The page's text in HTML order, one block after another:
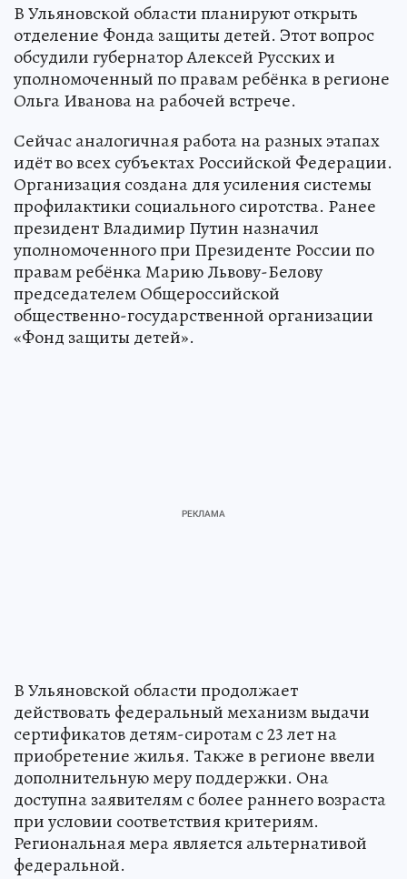
В Ульяновской области планируют открыть
отделение Фонда защиты детей. Этот вопрос
обсудили губернатор Алексей Русских и
уполномоченный по правам ребёнка в регионе
Ольга Иванова на рабочей встрече.
Сейчас аналогичная работа на разных этапах
идёт во всех субъектах Российской Федерации.
Организация создана для усиления системы
профилактики социального сиротства. Ранее
президент Владимир Путин назначил
уполномоченного при Президенте России по
правам ребёнка Марию Львову-Белову
председателем Общероссийской
общественно-государственной организации
«Фонд защиты детей».
В Ульяновской области продолжает
действовать федеральный механизм выдачи
сертификатов детям-сиротам с 23 лет на
приобретение жилья. Также в регионе ввели
дополнительную меру поддержки. Она
доступна заявителям с более раннего возраста
при условии соответствия критериям.
Региональная мера является альтернативой
федеральной.